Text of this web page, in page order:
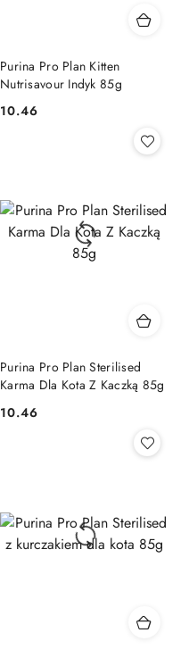
Purina Pro Plan Kitten
Nutrisavour Indyk 85g
Cena:
10.46
Purina Pro Plan Sterilised
Karma Dla Kota Z Kaczką 85g
Cena:
10.46